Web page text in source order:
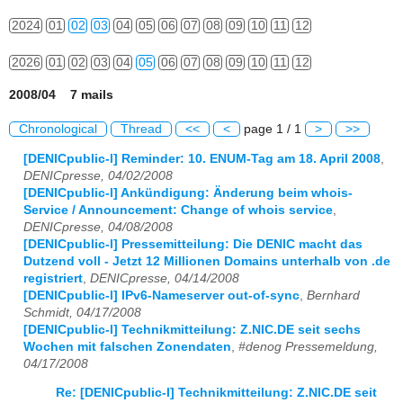
2024 01 02 03 04 05 06 07 08 09 10 11 12
2026 01 02 03 04 05 06 07 08 09 10 11 12
2008/04 7 mails
Chronological Thread << < page 1 / 1 > >>
[DENICpublic-l] Reminder: 10. ENUM-Tag am 18. April 2008
DENICpresse, 04/02/2008
[DENICpublic-l] Ankündigung: Änderung beim whois-
Service / Announcement: Change of whois service
DENICpresse, 04/08/2008
[DENICpublic-l] Pressemitteilung: Die DENIC macht das
Dutzend voll - Jetzt 12 Millionen Domains unterhalb von .de
registriert DENICpresse, 04/14/2008
[DENICpublic-l] IPv6-Nameserver out-of-sync Bernhard
Schmidt, 04/17/2008
[DENICpublic-l] Technikmitteilung: Z.NIC.DE seit sechs
Wochen mit falschen Zonendaten #denog Pressemeldung,
04/17/2008
Re: [DENICpublic-l] Technikmitteilung: Z.NIC.DE seit